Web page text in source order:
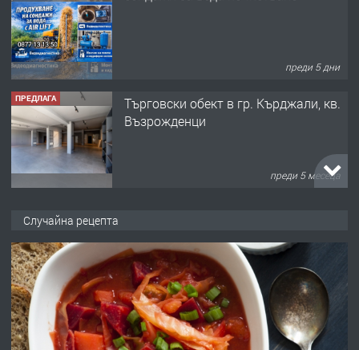
преди 5 дни
ПРЕДЛАГА
Tърговски обект в гр. Кърджали, кв.
Възрожденци
преди 5 месеца
преди 6 месеца
ПРЕДЛАГА
Заведение /ресторант, бистро/ в с.
Чакаларово, община Кирково
Случайна рецепта